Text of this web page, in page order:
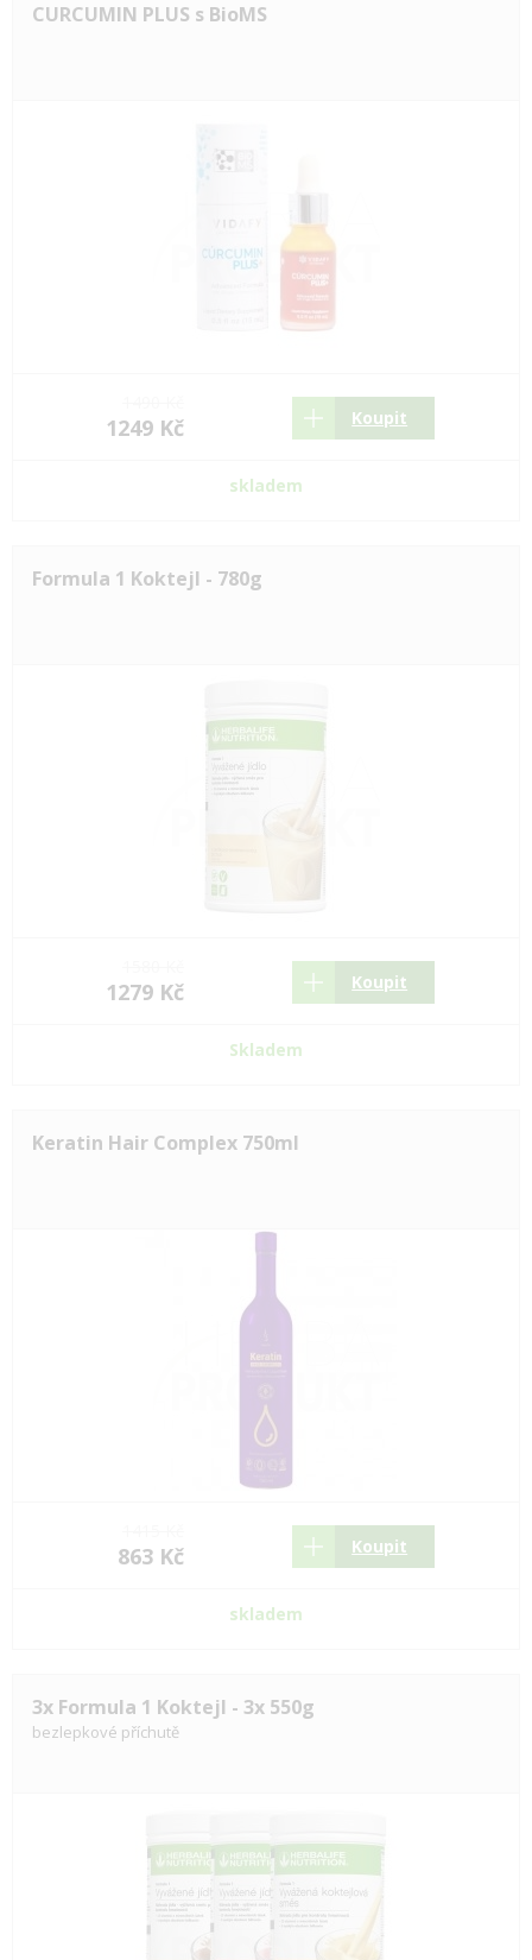
CURCUMIN PLUS s BioMS
1249 Kč Koupit
skladem
Formula 1 Koktejl - 780g
1279 Kč Koupit
Skladem
Keratin Hair Complex 750ml
863 Kč Koupit
skladem
3x Formula 1 Koktejl - 3x 550g
bezlepkové příchutě